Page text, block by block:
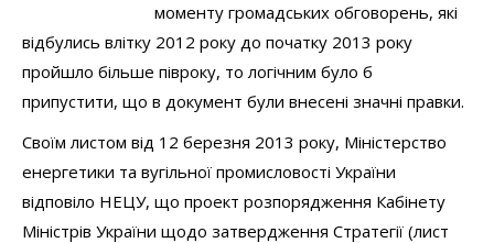
моменту громадських обговорень, які
відбулись влітку 2012 року до початку 2013 року
пройшло більше півроку, то логічним було б
припустити, що в документ були внесені значні правки.
Своїм листом від 12 березня 2013 року, Міністерство
енергетики та вугільної промисловості України
відповіло НЕЦУ, що проект розпорядження Кабінету
Міністрів України щодо затвердження Стратегії (лист